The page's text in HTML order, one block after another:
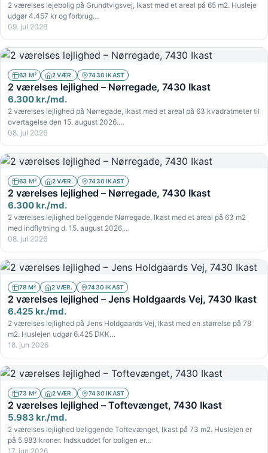
2 værelses lejebolig på Grundtvigsvej, Ikast med et areal på 65 m2. Husleje
udgør 4.457 kr og forbrug…
09. jul 2026
63 M² 2 VÆR. 7430 IKAST
2 værelses lejlighed – Nørregade, 7430 Ikast
6.300 kr./md.
2 værelses lejlighed på Nørregade, Ikast med et areal på 63 kvadratmeter til
overtagelse den 15. august 2026.…
08. jul 2026
63 M² 2 VÆR. 7430 IKAST
2 værelses lejlighed – Nørregade, 7430 Ikast
6.300 kr./md.
2 værelses lejlighed beliggende Nørregade, Ikast med et areal på 63 m2
med indflytning d. 15. august 2026.…
08. jul 2026
78 M² 2 VÆR. 7430 IKAST
2 værelses lejlighed – Jens Holdgaards Vej, 7430 Ikast
6.425 kr./md.
2 værelses lejlighed på Jens Holdgaards Vej, Ikast med en størrelse på 78
m2. Huslejen udgør 6.425 DKK…
18. jun 2026
73 M² 2 VÆR. 7430 IKAST
2 værelses lejlighed – Toftevænget, 7430 Ikast
5.983 kr./md.
2 værelses lejlighed beliggende Toftevænget, Ikast på 73 m2. Huslejen er
på 5.983 kroner. Indskuddet for boligen er…
17. jun 2026